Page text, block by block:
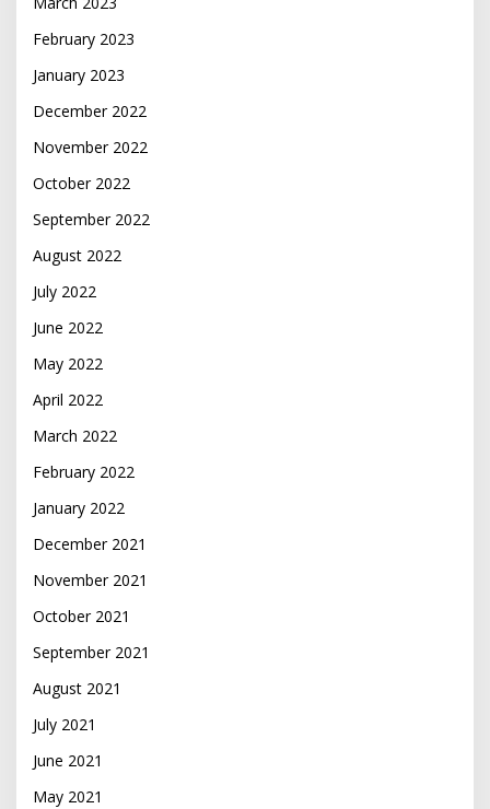
February 2023
January 2023
December 2022
November 2022
October 2022
September 2022
August 2022
July 2022
June 2022
May 2022
April 2022
March 2022
February 2022
January 2022
December 2021
November 2021
October 2021
September 2021
August 2021
July 2021
June 2021
May 2021